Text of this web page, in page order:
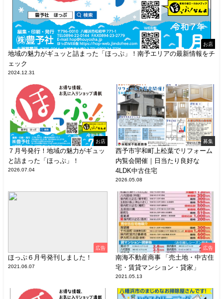
お店
地域の魅力がギュッと詰まった「ほっぷ」！南予エリアの最新情報をチ
ェック
2024.12.31
お店
７月号発行！地域の魅力がギュッ
と詰まった「ほっぷ」！
2026.07.04
募集
西予市宇和町上松葉でリフォーム
内覧会開催｜日当たり良好な
4LDK中古住宅
2026.05.08
広告
ほっぷ６月号発刊しました！
2021.06.07
広告
南海不動産商事 「売土地・中古住
宅・賃貸マンション・貸家」
2021.05.13